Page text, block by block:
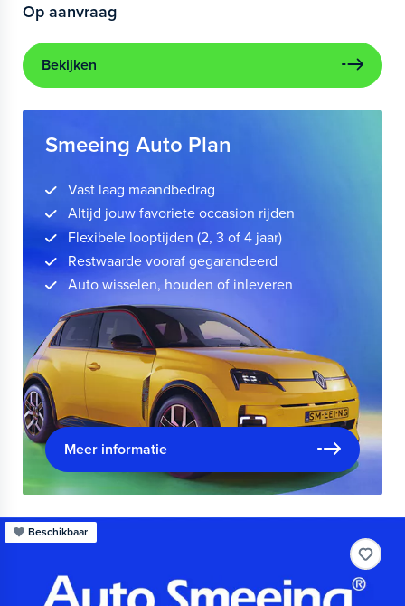
Op aanvraag
Bekijken
Smeeing Auto Plan
Vast laag maandbedrag
Altijd jouw favoriete occasion rijden
Flexibele looptijden (2, 3 of 4 jaar)
Restwaarde vooraf gegarandeerd
Auto wisselen, houden of inleveren
Meer informatie
Beschikbaar